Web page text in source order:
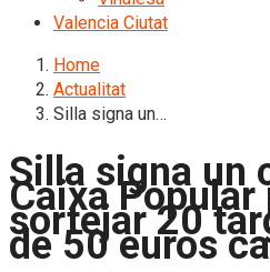
Valencia Ciutat
Home
Actualitat
Silla signa un…
Silla signa un
Caixa Popular
sortejar 20
de 50 euros